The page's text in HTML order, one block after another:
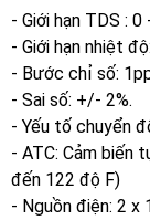
- Giới hạn TDS :
- Giới hạn nhiệt
- Bước chỉ số:
- Sai số: +/- 2%.
- Yếu tố chuyển
- ATC: Cảm biến
đến 122 độ F)
- Nguồn điện: 2 x